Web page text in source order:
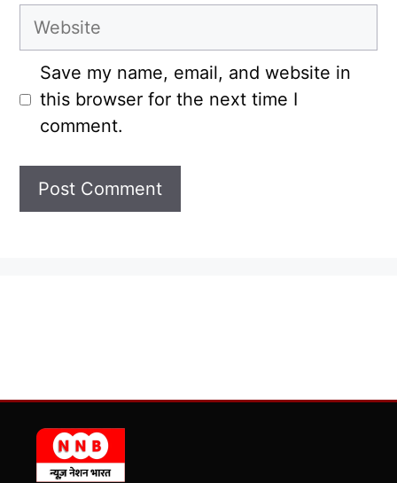
Website
Save my name, email, and website in
this browser for the next time I
comment.